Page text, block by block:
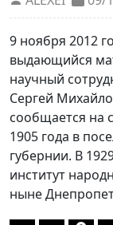
9 ноября 2012
выдающийся
научный
Сергей
сообщается на
1905 года в
губернии. В
институт
ныне